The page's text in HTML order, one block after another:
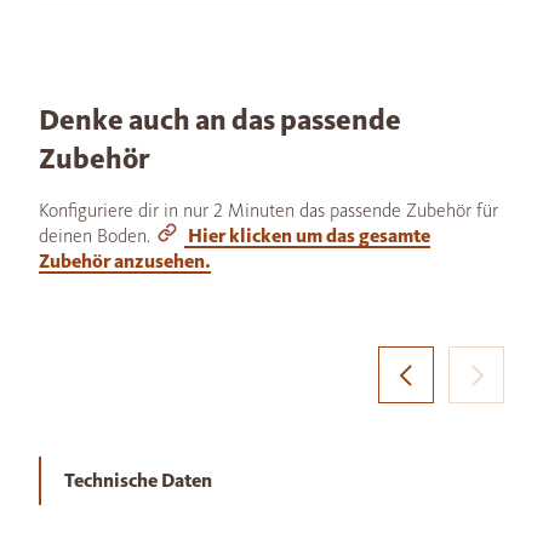
Denke auch an das passende
Zubehör
Konfiguriere dir in nur 2 Minuten das passende Zubehör für
deinen Boden.
Hier klicken um das gesamte
Zubehör anzusehen.
Technische Daten